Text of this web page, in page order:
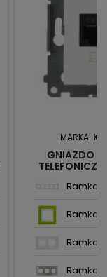
MARKA:
GNIAZDO
Ramka
Ramka
Ramka
Ramka